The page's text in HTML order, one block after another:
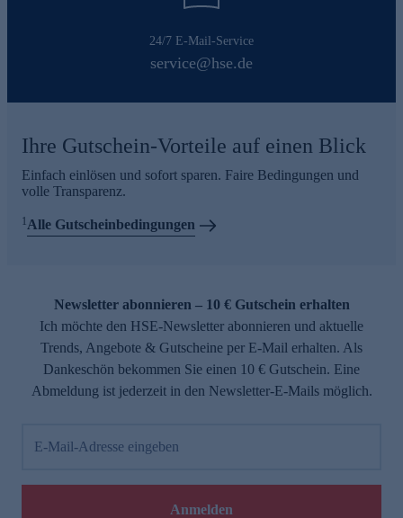
24/7 E-Mail-Service
service@hse.de
Ihre Gutschein-Vorteile auf einen Blick
Einfach einlösen und sofort sparen. Faire Bedingungen und
volle Transparenz.
1Alle Gutscheinbedingungen
Newsletter abonnieren – 10 € Gutschein erhalten
Ich möchte den HSE-Newsletter abonnieren und aktuelle
Trends, Angebote & Gutscheine per E-Mail erhalten. Als
Dankeschön bekommen Sie einen 10 € Gutschein. Eine
Abmeldung ist jederzeit in den Newsletter-E-Mails möglich.
E-Mail-Adresse eingeben
Anmelden